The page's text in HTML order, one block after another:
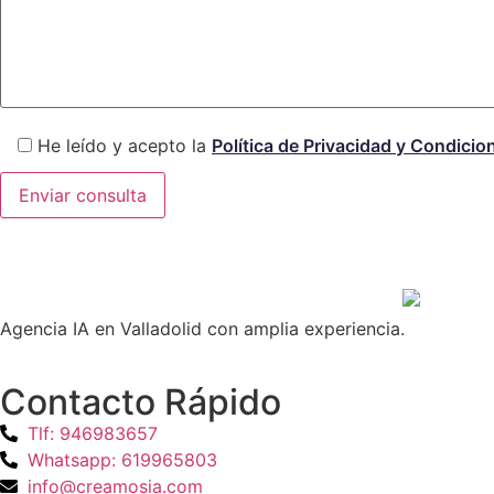
He leído y acepto la Política de Privacidad y
Agencia IA en Valladolid con amplia experiencia.
Contacto Rápido
Tlf: 946983657
Whatsapp: 619965803
info@creamosia.com